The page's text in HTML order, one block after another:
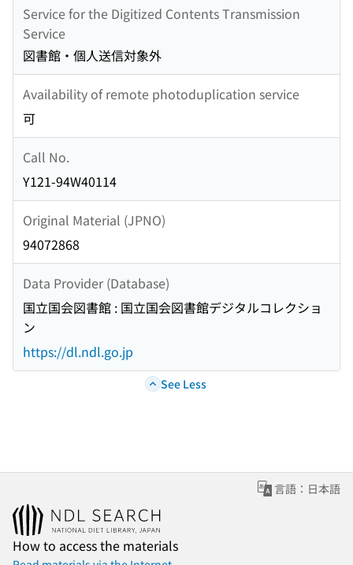
Service for the Digitized Contents Transmission
Service
図書館・個人送信対象外
Availability of remote photoduplication service
可
Call No.
Y121-94W40114
Original Material (JPNO)
94072868
Data Provider (Database)
国立国会図書館 : 国立国会図書館デジタルコレクショ
ン
https://dl.ndl.go.jp
See Less
言語：日本語
How to access the materials